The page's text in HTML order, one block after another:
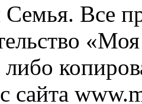
Все
либо
сайта